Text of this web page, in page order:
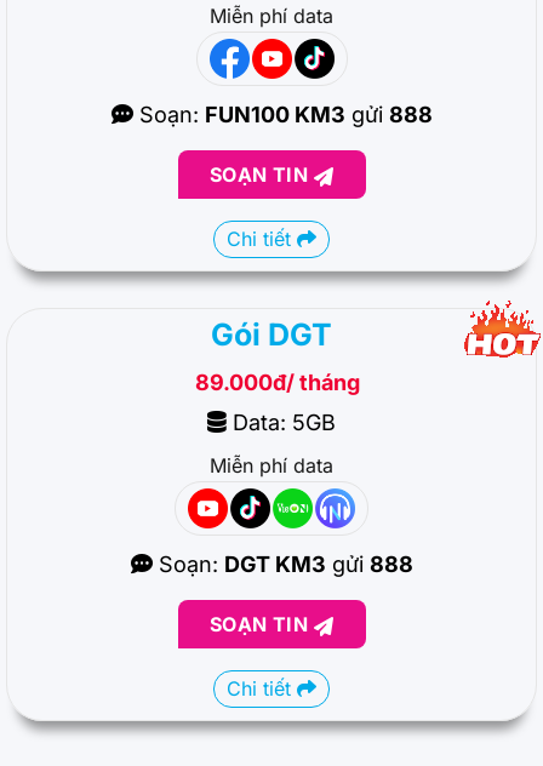
Miễn phí data
Soạn: FUN100 KM3 gửi 888
SOẠN TIN
Chi tiết
Gói DGT
89.000đ/ tháng
Data: 5GB
Miễn phí data
Soạn: DGT KM3 gửi 888
SOẠN TIN
Chi tiết